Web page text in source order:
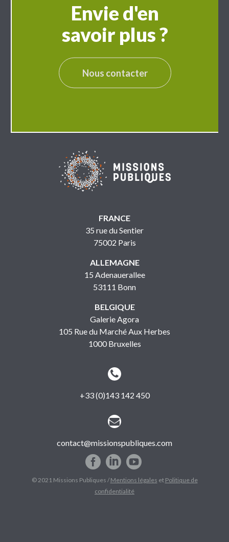
Envie d'en
savoir plus ?
Nous contacter
FRANCE
35 rue du Sentier
75002 Paris
ALLEMAGNE
15 Adenauerallee
53111 Bonn
BELGIQUE
Galerie Agora
105 Rue du Marché Aux Herbes
1000 Bruxelles


+33 (0)143 142 450


contact@missionspubliques.com
© 2021 Missions Publiques /Mentions légales et Politique de
confidentialité